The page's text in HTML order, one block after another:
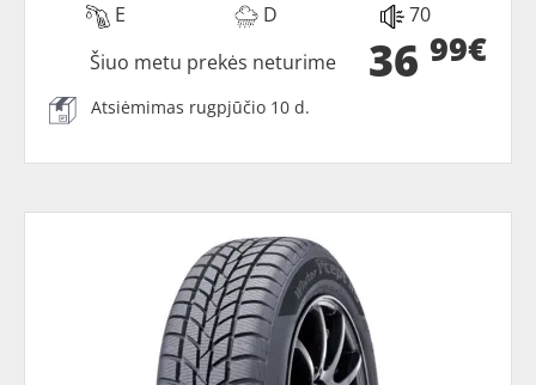
E
D 70
36 99€
Šiuo metu prekės neturime
Atsiėmimas rugpjūčio 10 d.